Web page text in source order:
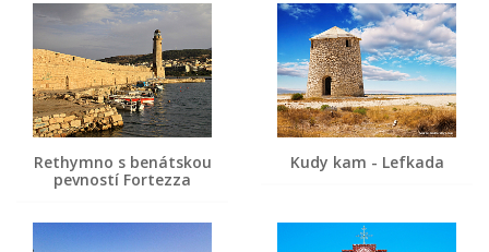
Rethymno s benátskou
pevností Fortezza
Kudy kam - Lefkada